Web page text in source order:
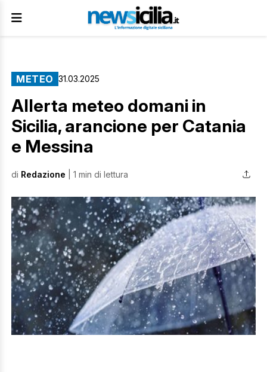
METEO 31.03.2025
Allerta meteo domani in
Sicilia, arancione per Catania
e Messina
di Redazione | 1 min di lettura